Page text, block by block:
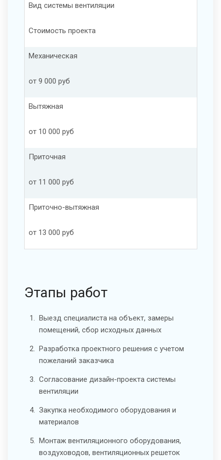
Вид системы вентиляции
Стоимость проекта
Механическая
от 9 000 руб
Вытяжная
от 10 000 руб
Приточная
от 11 000 руб
Приточно-вытяжная
от 13 000 руб
Этапы работ
Выезд специалиста на объект, замеры
помещений, сбор исходных данных
Разработка проектного решения с учетом
пожеланий заказчика
Согласование дизайн-проекта системы
вентиляции
Закупка необходимого оборудования и
материалов
Монтаж вентиляционного оборудования,
воздуховодов, вентиляционных решеток